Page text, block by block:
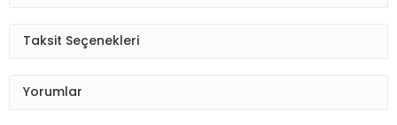
Taksit Seçenekleri
Yorumlar